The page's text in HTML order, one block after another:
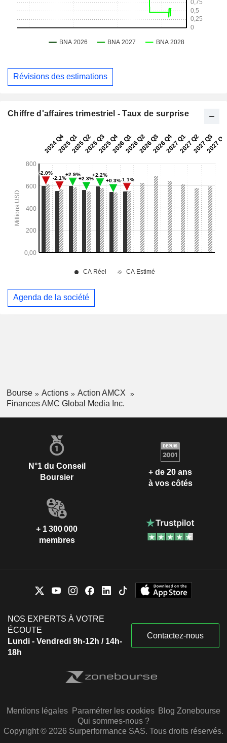
Révisions des estimations
Chiffre d'affaires trimestriel - Taux de surprise
Agenda de la société
Bourse Actions
Action AMCX
Finances AMC Global Media Inc.
N°1 du Conseil
Boursier
+ de 20 ans
à vos côtés
+ 1 300 000
membres
NOS EXPERTS À VOTRE
ÉCOUTE
Lundi - Vendredi 9h-12h / 14h-
18h
Contactez-nous
Mentions légales Paramétrer les cookies Blog Zonebourse
Qui sommes-nous ?
Copyright © 2026 Surperformance SAS. Tous droits réservés.